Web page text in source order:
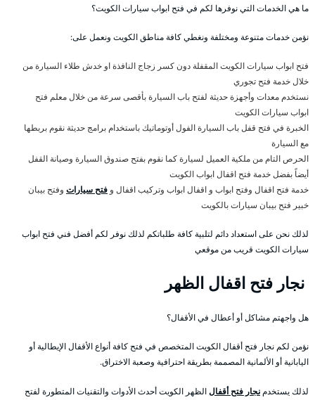
ما هي الخدمات التي نوفرها لكم في فتح ابواب سيارات الكويت؟
نؤمن خدمات متنوعة ومختلفة ونغطي كافة مناطق الكويت ونعمل على:
فتح ابواب سيارات الكويت المقفلة دون كسر زجاج النافذة او خدش طلاء السيارة من
خلال خدمة فتح تجوري
نستخدم معدات وأجهزة حديثة لفتح باب السيارة بأقصى سرعة من خلال معلم فتح
ابواب سيارات الكويت
الخبرة في فتح قفل باب السيارة الفول أوتوماتيك باستخدام برامج حديثة نقوم بربطها
مع السيارة
الحرص التام من ملكية العميل لسيارة كما نقوم بفتح صندوق السيارة وصيانة القفل
أيضاً بفضل خدمة فتح اقفال ابواب الكويت
خدمة فتح اقفال وفتح ابواب و اقفال ابواب وتركيب اقفال و فتح سيارات وفتح بيبان
خبير فتح بيبان سيارات بالكويت
لذلك نحن على استعداد دائم لتلبية كافة طلباتكم لذلك نوفر لكم أفضل فني فتح ابواب
سيارات الكويت قريب من موقعي
نجار فتح اقفال الظهر
هل واجهتم مشاكل أو أعطال في الأقفال؟
نؤمن لكم نجار فتح أقفال الكويت المتخصص في فتح كافة أنواع الأقفال الإيطالية أو
اليابانية أو الألمانية المصممة بطريقة احترافية وصعبة الاختراق.
لذلك يستخدم نجار فتح أقفالالظهر الكويت أحدث الأدوات والتقنيات المتطورة لفتح